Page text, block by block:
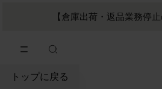
【倉庫出荷・返品業務停
トップに戻る